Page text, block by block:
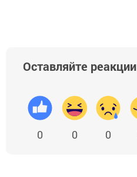
Оставляйте реакции
0 0 0